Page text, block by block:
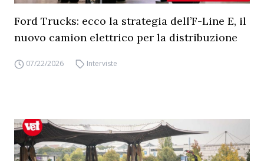
Ford Trucks: ecco la strategia dell’F-Line E, il
nuovo camion elettrico per la distribuzione
07/22/2026 Interviste